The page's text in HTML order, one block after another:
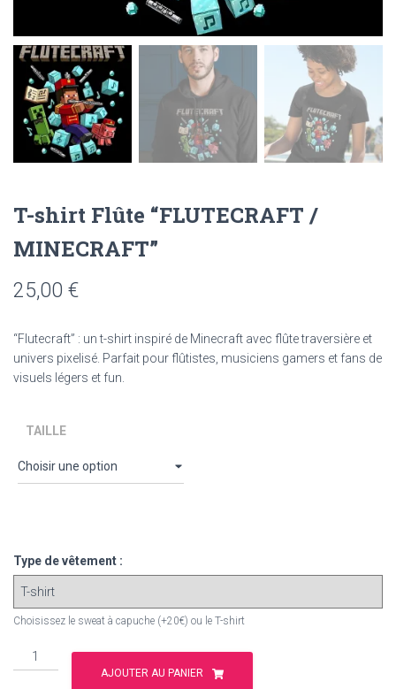
T-shirt Flûte “FLUTECRAFT /
MINECRAFT”
25,00 €
“Flutecraft” : un t-shirt inspiré de Minecraft avec flûte traversière et
univers pixelisé. Parfait pour flûtistes, musiciens gamers et fans de
visuels légers et fun.
TAILLE
Type de vêtement :
Choisissez le sweat à capuche (+20€) ou le T-shirt
quantité
de
AJOUTER AU PANIER